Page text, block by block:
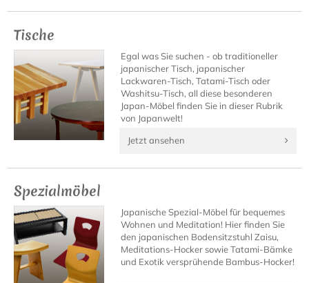
Tische
Egal was Sie suchen - ob traditioneller
japanischer Tisch, japanischer
Lackwaren-Tisch, Tatami-Tisch oder
Washitsu-Tisch, all diese besonderen
Japan-Möbel finden Sie in dieser Rubrik
von Japanwelt!
Jetzt ansehen
Spezialmöbel
Japanische Spezial-Möbel für bequemes
Wohnen und Meditation! Hier finden Sie
den japanischen Bodensitzstuhl Zaisu,
Meditations-Hocker sowie Tatami-Bämke
und Exotik versprühende Bambus-Hocker!